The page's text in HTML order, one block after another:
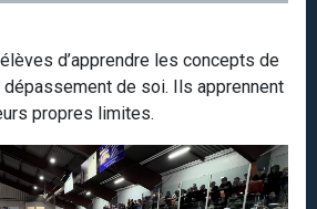
d’apprendre les concepts de
de soi. Ils apprennent
propres limites.